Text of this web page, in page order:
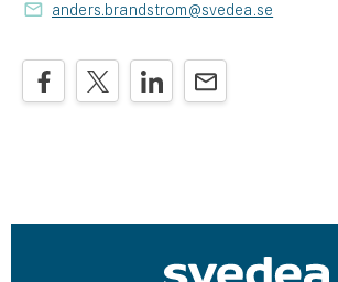
anders.brandstrom@svedea.se